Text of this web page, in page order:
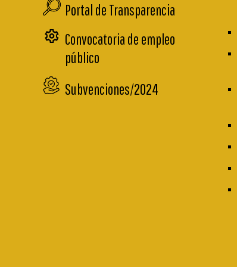
Portal de Transparencia
Convocatoria de empleo
público
Subvenciones/2024